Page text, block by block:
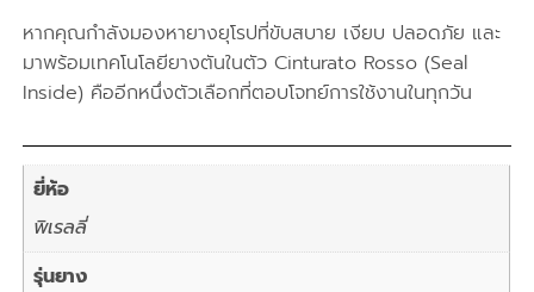
หากคุณกำลังมองหายางยุโรปที่ขับสบาย เงียบ ปลอดภัย และ
มาพร้อมเทคโนโลยียางตันในตัว Cinturato Rosso (Seal
Inside) คืออีกหนึ่งตัวเลือกที่ตอบโจทย์การใช้งานในทุกวัน
ยี่ห้อ
พิเรลลี่
รุ่นยาง